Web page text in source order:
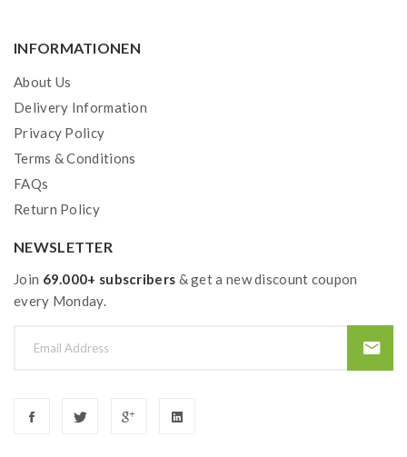
INFORMATIONEN
About Us
Delivery Information
Privacy Policy
Terms & Conditions
FAQs
Return Policy
NEWSLETTER
Join 69.000+ subscribers & get a new discount coupon
every Monday.